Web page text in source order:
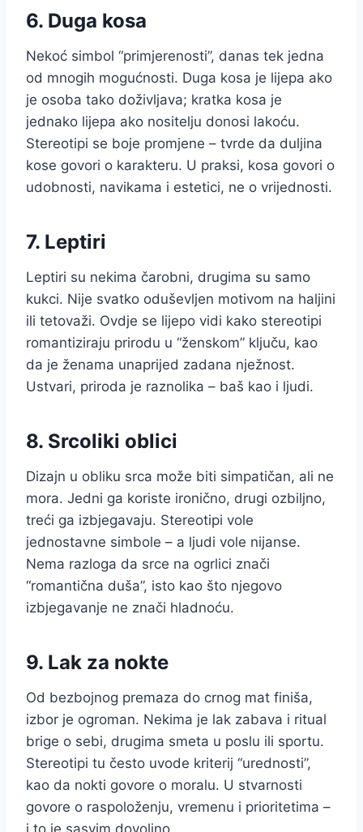
6. Duga kosa
Nekoć simbol “primjerenosti”, danas tek jedna
od mnogih mogućnosti. Duga kosa je lijepa ako
je osoba tako doživljava; kratka kosa je
jednako lijepa ako nositelju donosi lakoću.
Stereotipi se boje promjene – tvrde da duljina
kose govori o karakteru. U praksi, kosa govori o
udobnosti, navikama i estetici, ne o vrijednosti.
7. Leptiri
Leptiri su nekima čarobni, drugima su samo
kukci. Nije svatko oduševljen motivom na haljini
ili tetovaži. Ovdje se lijepo vidi kako stereotipi
romantiziraju prirodu u “ženskom” ključu, kao
da je ženama unaprijed zadana nježnost.
Ustvari, priroda je raznolika – baš kao i ljudi.
8. Srcoliki oblici
Dizajn u obliku srca može biti simpatičan, ali ne
mora. Jedni ga koriste ironično, drugi ozbiljno,
treći ga izbjegavaju. Stereotipi vole
jednostavne simbole – a ljudi vole nijanse.
Nema razloga da srce na ogrlici znači
“romantična duša”, isto kao što njegovo
izbjegavanje ne znači hladnoću.
9. Lak za nokte
Od bezbojnog premaza do crnog mat finiša,
izbor je ogroman. Nekima je lak zabava i ritual
brige o sebi, drugima smeta u poslu ili sportu.
Stereotipi tu često uvode kriterij “urednosti”,
kao da nokti govore o moralu. U stvarnosti
govore o raspoloženju, vremenu i prioritetima –
i to je sasvim dovoljno.